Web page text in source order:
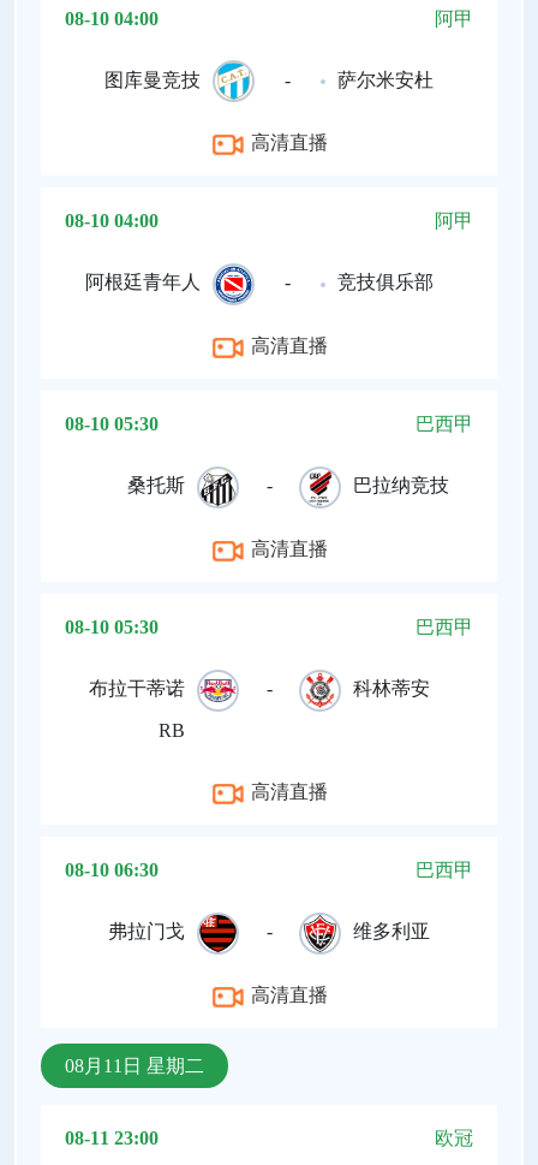
08-10 04:00 阿甲
图库曼竞技 - 萨尔米安杜
高清直播
08-10 04:00 阿甲
阿根廷青年人 - 竞技俱乐部
高清直播
08-10 05:30 巴西甲
桑托斯 - 巴拉纳竞技
高清直播
08-10 05:30 巴西甲
布拉干蒂诺
RB
- 科林蒂安
高清直播
08-10 06:30 巴西甲
弗拉门戈 - 维多利亚
高清直播
08月11日 星期二
08-11 23:00 欧冠